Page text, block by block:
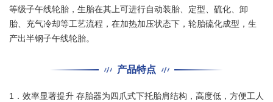
等级子午线轮胎，生胎在其上可进行自动装胎、定型、硫化、卸
胎、充气冷却等工艺流程，在加热加压状态下，轮胎硫化成型，生
产出半钢子午线轮胎。
产品特点
1．效率显著提升 存胎器为四爪式下托胎肩结构，高度低，方便工人